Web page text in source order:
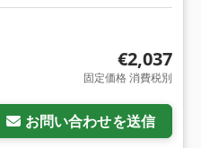
€2,037
固定価格 消費税別
お問い合わせを送信